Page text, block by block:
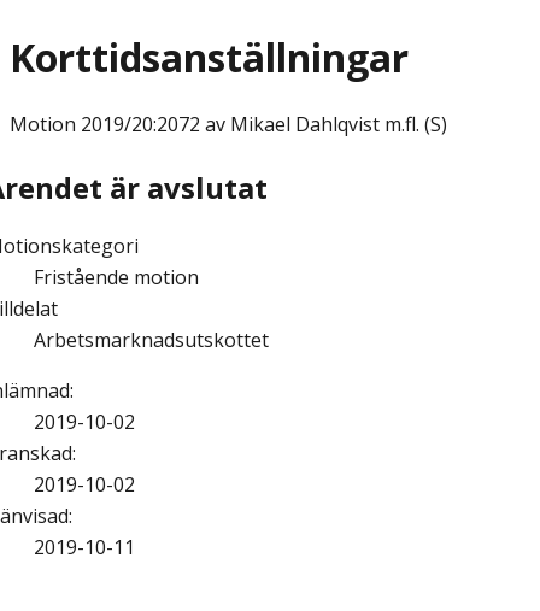
Korttidsanställningar
Motion 2019/20:2072 av Mikael Dahlqvist m.fl. (S)
är avslutat
Fristående motion
Arbetsmarknadsutskottet
:
2019-10-02
:
2019-10-02
:
2019-10-11